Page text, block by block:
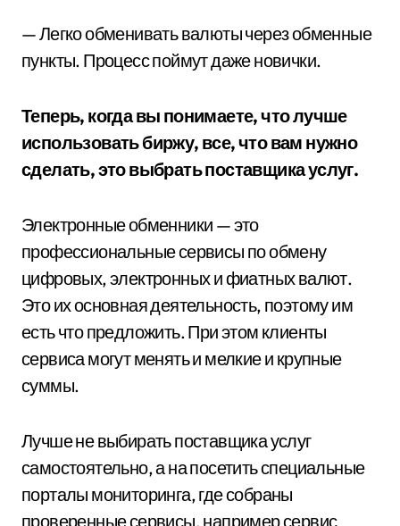
— Легко обменивать валюты через обменные
пункты. Процесс поймут даже новички.
Теперь, когда вы понимаете, что лучше
использовать биржу, все, что вам нужно
сделать, это выбрать поставщика услуг.
Электронные обменники — это
профессиональные сервисы по обмену
цифровых, электронных и фиатных валют.
Это их основная деятельность, поэтому им
есть что предложить. При этом клиенты
сервиса могут менять и мелкие и крупные
суммы.
Лучше не выбирать поставщика услуг
самостоятельно, а на посетить специальные
порталы мониторинга, где собраны
проверенные сервисы, например сервис